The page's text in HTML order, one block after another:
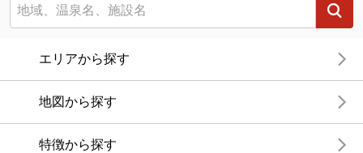
エリアから探す
地図から探す
特徴から探す